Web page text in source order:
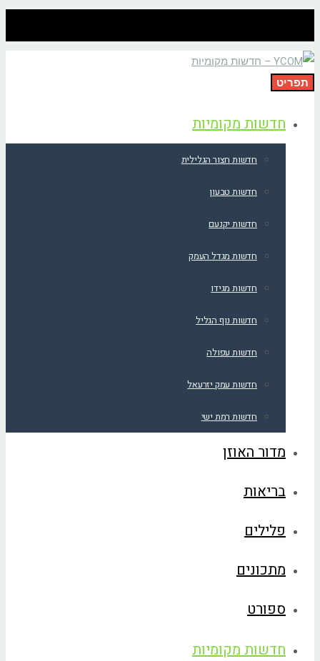
תפריט
חדשות מקומיות
חדשות חצור הגלילית
חדשות טבעון
חדשות יקנעם
חדשות מגדל העמק
חדשות מגידו
חדשות נוף הגליל
חדשות עפולה
חדשות עמק יזרעאל
חדשות רמת ישי
מדור האוזן
בריאות
פלילים
מתכונים
ספורט
חדשות מקומיות